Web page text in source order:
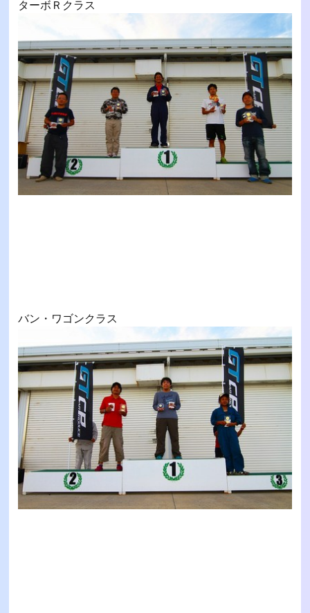
ターボＲクラス
バン・ワゴンクラス